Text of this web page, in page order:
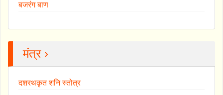
बजरंग बाण
मंत्र ›
दशरथकृत शनि स्तोत्र